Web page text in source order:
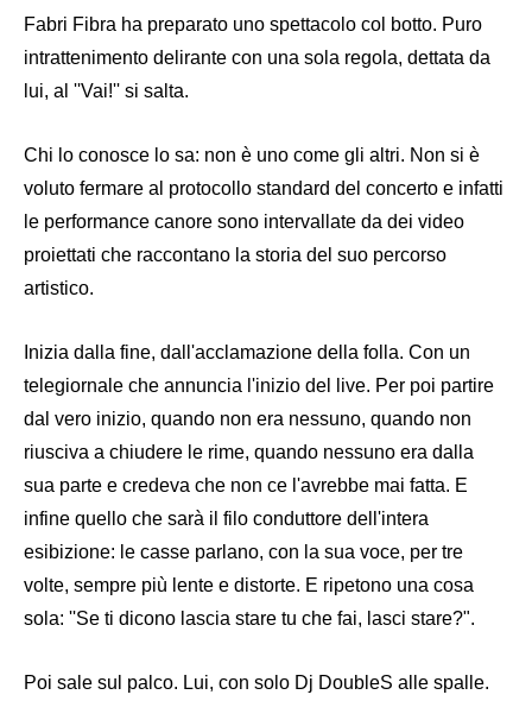
Fabri Fibra ha preparato uno spettacolo col botto. Puro
intrattenimento delirante con una sola regola, dettata da
lui, al ''Vai!'' si salta.
Chi lo conosce lo sa: non è uno come gli altri. Non si è
voluto fermare al protocollo standard del concerto e infatti
le performance canore sono intervallate da dei video
proiettati che raccontano la storia del suo percorso
artistico.
Inizia dalla fine, dall'acclamazione della folla. Con un
telegiornale che annuncia l'inizio del live. Per poi partire
dal vero inizio, quando non era nessuno, quando non
riusciva a chiudere le rime, quando nessuno era dalla
sua parte e credeva che non ce l'avrebbe mai fatta. E
infine quello che sarà il filo conduttore dell'intera
esibizione: le casse parlano, con la sua voce, per tre
volte, sempre più lente e distorte. E ripetono una cosa
sola: ''Se ti dicono lascia stare tu che fai, lasci stare?".
Poi sale sul palco. Lui, con solo Dj DoubleS alle spalle.